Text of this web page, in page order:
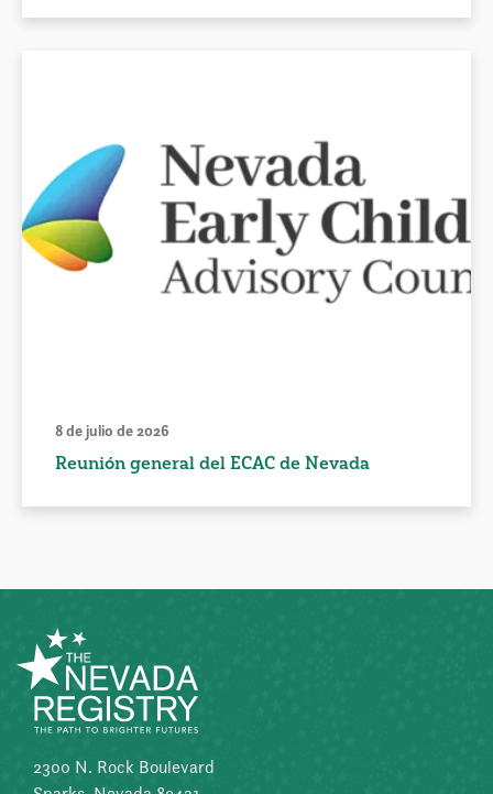
8 de julio de 2026
Reunión general del ECAC de Nevada
2300 N. Rock Boulevard